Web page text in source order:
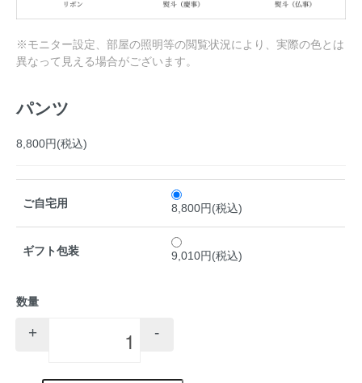
※モニター設定、部屋の照明等の閲覧状況により、実際の色とは
異なって見える場合がございます。
パンツ
8,800円(税込)
ご自宅用 8,800円(税込)
ギフト包装 9,010円(税込)
数量
+ -